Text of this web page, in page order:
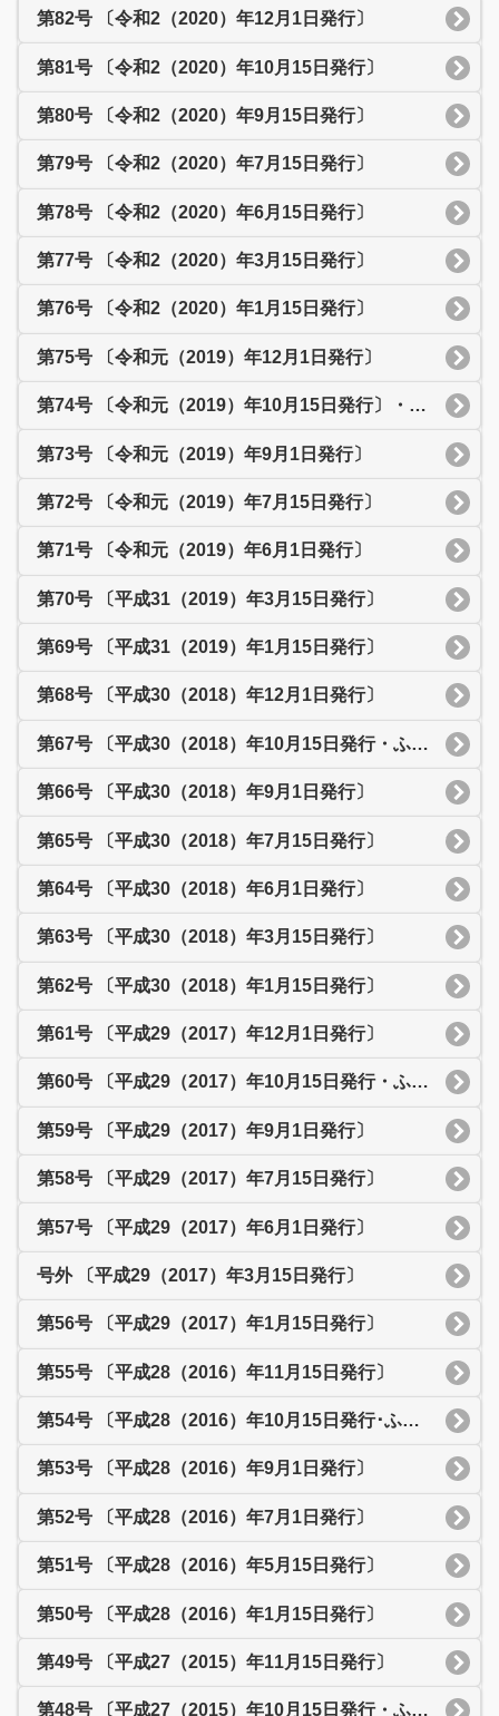
第82号 〔令和2（2020）年12月1日発行〕
第81号 〔令和2（2020）年10月15日発行〕
第80号 〔令和2（2020）年9月15日発行〕
第79号 〔令和2（2020）年7月15日発行〕
第78号 〔令和2（2020）年6月15日発行〕
第77号 〔令和2（2020）年3月15日発行〕
第76号 〔令和2（2020）年1月15日発行〕
第75号 〔令和元（2019）年12月1日発行〕
第74号 〔令和元（2019）年10月15日発行〕・ふれあいまつり特集号
第73号 〔令和元（2019）年9月1日発行〕
第72号 〔令和元（2019）年7月15日発行〕
第71号 〔令和元（2019）年6月1日発行〕
第70号 〔平成31（2019）年3月15日発行〕
第69号 〔平成31（2019）年1月15日発行〕
第68号 〔平成30（2018）年12月1日発行〕
第67号 〔平成30（2018）年10月15日発行・ふれあいまつり特集号〕
第66号 〔平成30（2018）年9月1日発行〕
第65号 〔平成30（2018）年7月15日発行〕
第64号 〔平成30（2018）年6月1日発行〕
第63号 〔平成30（2018）年3月15日発行〕
第62号 〔平成30（2018）年1月15日発行〕
第61号 〔平成29（2017）年12月1日発行〕
第60号 〔平成29（2017）年10月15日発行・ふれあいまつり特集号〕
第59号 〔平成29（2017）年9月1日発行〕
第58号 〔平成29（2017）年7月15日発行〕
第57号 〔平成29（2017）年6月1日発行〕
号外 〔平成29（2017）年3月15日発行〕
第56号 〔平成29（2017）年1月15日発行〕
第55号 〔平成28（2016）年11月15日発行〕
第54号 〔平成28（2016）年10月15日発行･ふれあいまつり特集号〕
第53号 〔平成28（2016）年9月1日発行〕
第52号 〔平成28（2016）年7月1日発行〕
第51号 〔平成28（2016）年5月15日発行〕
第50号 〔平成28（2016）年1月15日発行〕
第49号 〔平成27（2015）年11月15日発行〕
第48号 〔平成27（2015）年10月15日発行・ふれあいまつり特集号〕